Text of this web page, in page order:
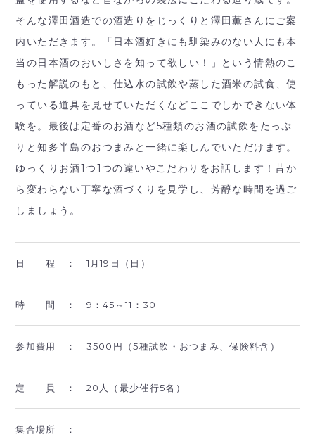
そんな澤田酒造での酒造りをじっくりと澤田薫さんにご案
内いただきます。「日本酒好きにも馴染みのない人にも本
当の日本酒のおいしさを知って欲しい！」という情熱のこ
もった解説のもと、仕込水の試飲や蒸した酒米の試食、使
っている道具を見せていただくなどここでしかできない体
験を。最後は定番のお酒など5種類のお酒の試飲をたっぷ
りと知多半島のおつまみと一緒に楽しんでいただけます。
ゆっくりお酒1つ1つの違いやこだわりをお話します！昔か
ら変わらない丁寧な酒づくりを見学し、芳醇な時間を過ご
しましょう。
日 程 ： 1月19日（日）
時 間 ： 9：45～11：30
参加費用 ： 3500円（5種試飲・おつまみ、保険料含）
定 員 ： 20人（最少催行5名）
集合場所 ：